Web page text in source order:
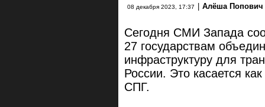
08 декабря 2023, 17:37 Алёша Попович
Сегодня СМИ Запада
27 государствам
инфраструктуру для
России. Это касается
СПГ.